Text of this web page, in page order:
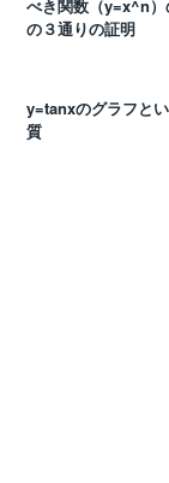
べき関数（y=x^n）
の３通りの証明
y=tanxのグラフと
質